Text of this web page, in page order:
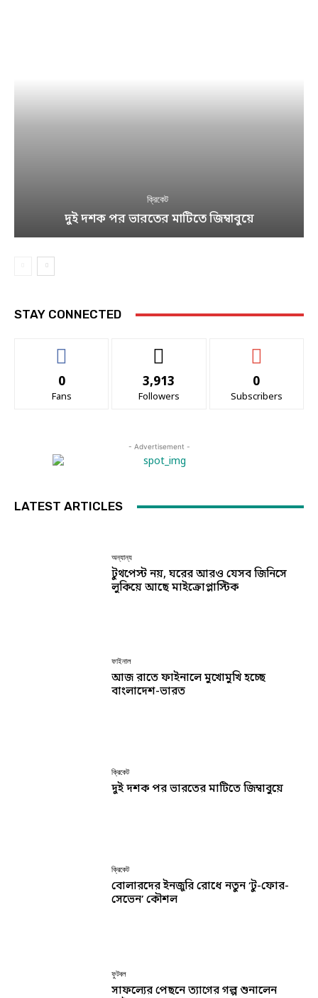
ক্রিকেট
দুই দশক পর ভারতের মাটিতে জিম্বাবুয়ে
STAY CONNECTED
0
Fans
3,913
Followers
0
Subscribers
- Advertisement -
LATEST ARTICLES
অন্যান্য
টুথপেস্ট নয়, ঘরের আরও যেসব জিনিসে
লুকিয়ে আছে মাইক্রোপ্লাস্টিক
ফাইনাল
আজ রাতে ফাইনালে মুখোমুখি হচ্ছে
বাংলাদেশ-ভারত
ক্রিকেট
দুই দশক পর ভারতের মাটিতে জিম্বাবুয়ে
ক্রিকেট
বোলারদের ইনজুরি রোধে নতুন ‘টু-ফোর-
সেভেন’ কৌশল
ফুটবল
সাফল্যের পেছনে ত্যাগের গল্প শুনালেন